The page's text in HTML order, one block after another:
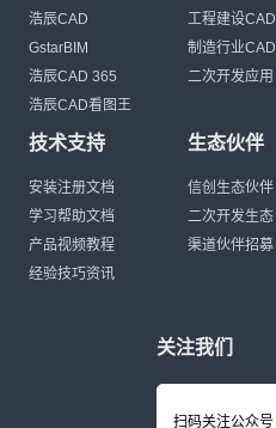
浩辰CAD
GstarBIM
浩辰CAD 365
浩辰CAD看图王
工程建设CAD
制造行业CAD
二次开发应用
技术支持
安装注册文档
学习帮助文档
产品视频教程
经验技巧资讯
生态伙伴
信创生态伙伴
二次开发生态
渠道伙伴招募
关注我们
扫码关注公众号